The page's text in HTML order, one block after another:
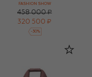
FASHION SHOW
458 000 ₽
320 500 ₽
-30%